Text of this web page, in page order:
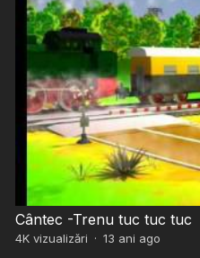
Cântec -Trenu tuc tuc tuc
4Kvizualizări · 13 ani ago